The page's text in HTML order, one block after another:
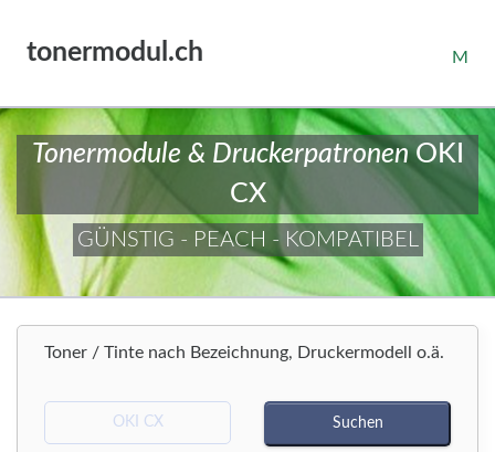
tonermodul.ch M
Tonermodule & DruckerpatronenOKI
CX
GÜNSTIG - PEACH - KOMPATIBEL
Toner / Tinte nach Bezeichnung, Druckermodell o.ä.